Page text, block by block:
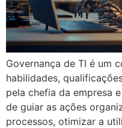
Governança de TI é um
habilidades,
pela chefia da empresa
de guiar as ações
processos, otimizar a